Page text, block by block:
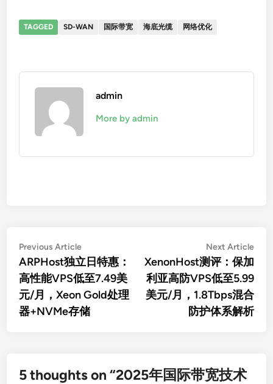
TAGGED SD-WAN 国际带宽 海底光缆 网络优化
admin
More by admin
文
章
导
航
Previous ArticlePrevious
article:
ARPHost独立日特惠：
高性能VPS低至7.49美
元/月，Xeon Gold处理
器+NVMe存储
Next Article
XenonHost测评：保加
利亚高防VPS低至5.99
美元/月，1.8Tbps混合
防护体系解析
5 thoughts on “2025年国际带宽技术